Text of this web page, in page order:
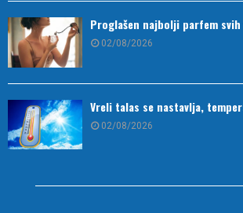
Proglašen najbolji parfem svih
02/08/2026
Vreli talas se nastavlja,
02/08/2026